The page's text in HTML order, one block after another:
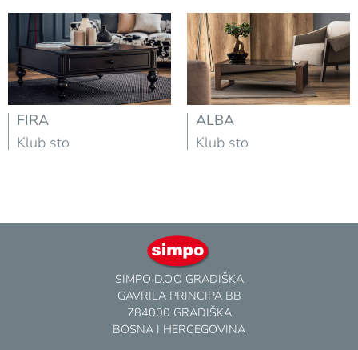
FIRA
Klub sto
ALBA
Klub sto
SIMPO D.O.O GRADIŠKA
GAVRILA PRINCIPA BB
784000 GRADIŠKA
BOSNA I HERCEGOVINA